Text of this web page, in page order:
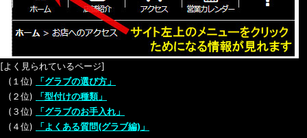
[よく見られているページ]
(１位)
「グラブの選び方」
(２位)
「型付けの種類」
(３位)
「グラブのお手入れ」
(４位)
「よくある質問(グラブ編)」